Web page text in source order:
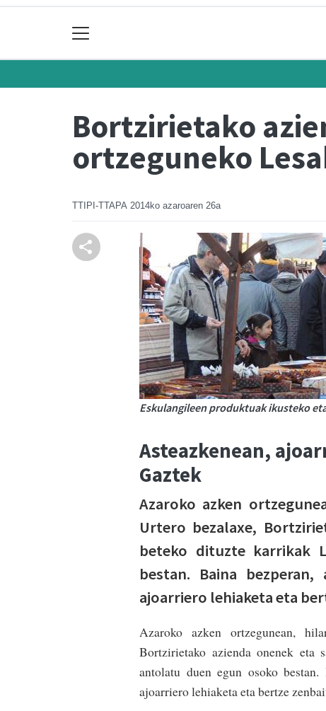
Bortzirietako
ortzeguneko
TTIPI-TTAPA 2014ko azaroaren 26a
Eskulangileen produktuak ikusteko
Asteazkenean,
Gaztek
Azaroko azken
Urtero bezalaxe,
beteko dituzte karrikak
bestan. Baina
ajoarriero lehiaketa eta
Azaroko azken ortzegunean,
Bortzirietako azienda onenek eta
antolatu duen egun osoko
ajoarriero lehiaketa eta bertze